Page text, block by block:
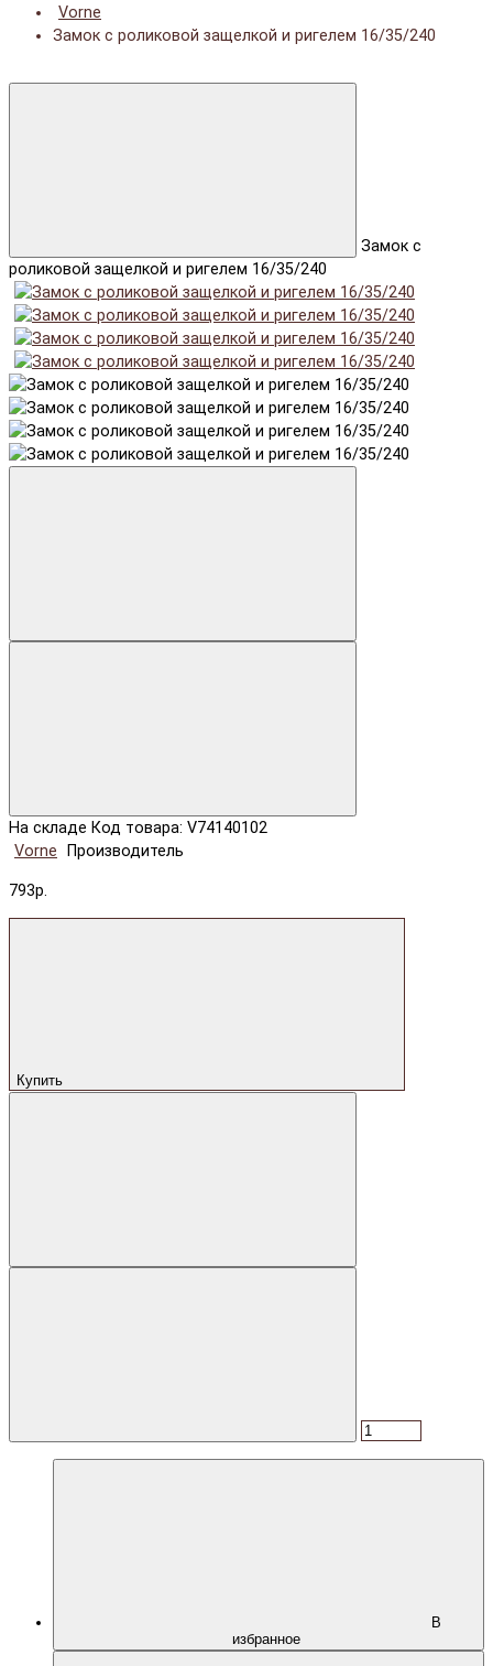
Vorne
Замок с роликовой защелкой и ригелем 16/35/240
Замок с
роликовой защелкой и ригелем 16/35/240
На складе Код товара: V74140102
Vorne
Производитель
793р.
Купить
В
избранное